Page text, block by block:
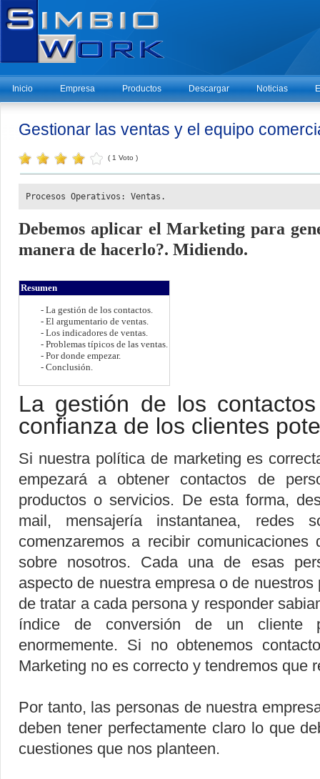
Inicio Empresa Productos Descargar Noticias
Gestionar las ventas y el equipo
( 1 Voto )
Procesos Operativos: Ventas.
Debemos aplicar el Marketing para
manera de hacerlo?. Midiendo.
Resumen
- La gestión de los contactos.
- El argumentario de ventas.
- Los indicadores de ventas.
- Problemas típicos de las ventas.
- Por donde empezar.
- Conclusión.
La gestión de los
confianza de los clientes
Si nuestra política de marketing es
empezará a obtener contactos de
productos o servicios. De esta forma,
mail, mensajería instantanea, redes
comenzaremos a recibir
sobre nosotros. Cada una de esas
aspecto de nuestra empresa o de
de tratar a cada persona y responder
índice de conversión de un cliente
enormemente. Si no obtenemos
Marketing no es correcto y tendremos que
Por tanto, las personas de nuestra
deben tener perfectamente claro lo que
cuestiones que nos planteen.